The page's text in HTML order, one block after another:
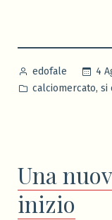
Pubblicato
da
edofale
4
Pubblicato
calciomercato, si
Una
inizio